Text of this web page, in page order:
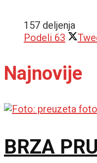
157 deljenja
Podeli 63
Najnovije
BRZA